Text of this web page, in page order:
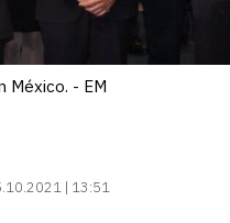
México. - EM
| 13:51